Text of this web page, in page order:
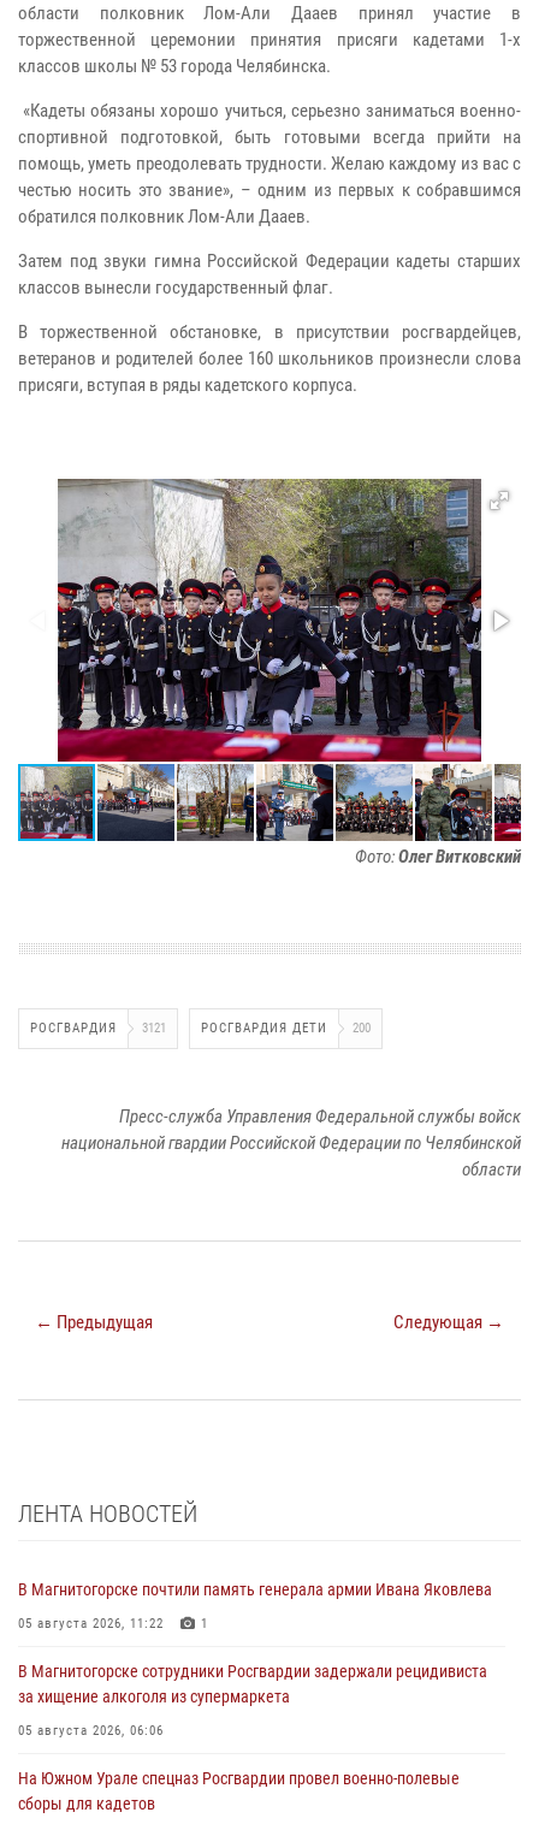
области полковник Лом-Али Дааев принял участие в
торжественной церемонии принятия присяги кадетами 1-х
классов школы № 53 города Челябинска.
«Кадеты обязаны хорошо учиться, серьезно заниматься военно-
спортивной подготовкой, быть готовыми всегда прийти на
помощь, уметь преодолевать трудности. Желаю каждому из вас с
честью носить это звание», – одним из первых к собравшимся
обратился полковник Лом-Али Дааев.
Затем под звуки гимна Российской Федерации кадеты старших
классов вынесли государственный флаг.
В торжественной обстановке, в присутствии росгвардейцев,
ветеранов и родителей более 160 школьников произнесли слова
присяги, вступая в ряды кадетского корпуса.
Фото:Олег Витковский
РОСГВАРДИЯ 3121 РОСГВАРДИЯ ДЕТИ 200
Пресс-служба Управления Федеральной службы войск
национальной гвардии Российской Федерации по Челябинской
области
← Предыдущая Следующая →
ЛЕНТА НОВОСТЕЙ
В Магнитогорске почтили память генерала армии Ивана Яковлева
05 августа 2026, 11:22 1
В Магнитогорске сотрудники Росгвардии задержали рецидивиста
за хищение алкоголя из супермаркета
05 августа 2026, 06:06
На Южном Урале спецназ Росгвардии провел военно-полевые
сборы для кадетов